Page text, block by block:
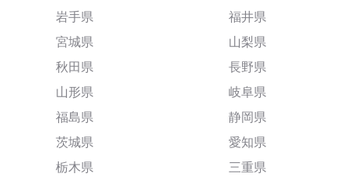
岩手県
宮城県
秋田県
山形県
福島県
茨城県
栃木県
福井県
山梨県
長野県
岐阜県
静岡県
愛知県
三重県